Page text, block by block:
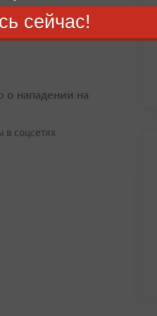
нападении на
в соцсетях
сейчас!